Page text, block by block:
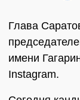
Глава
имени
Instagram.